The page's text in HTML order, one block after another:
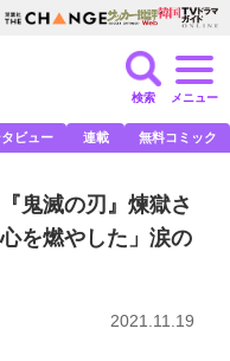
検索 メニュー
ビュー 連載 無料コミック
鬼滅の刃』煉獄さ
を燃やした」涙の
2021.11.19